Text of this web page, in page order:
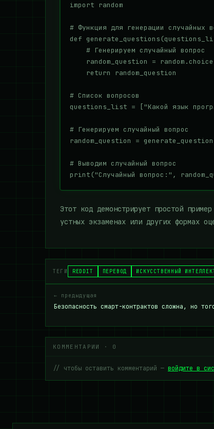
import random
# Функция для генерации случайных
def
    # Генерируем случайный вопрос
random_question =
    return random_question
# Список вопросов
questions_list = ["Какой язык
# Генерируем случайный вопрос
random_question =
# Выводим случайный вопрос
Этот код демонстрирует простой
устных экзаменах или других формах
ТЕГИ REDDIT ПЕРЕВОД ИСКУССТВЕННЫЙ
← предыдущая
Безопасность смарт-контрактов сложна, но
КОММЕНТАРИИ · 0
// чтобы оставить комментарий — войдите в